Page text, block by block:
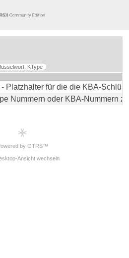
KType
Platzhalter für die die KBA-
Nummern oder KBA-Nummern
by OTRS™
Ansicht wechseln